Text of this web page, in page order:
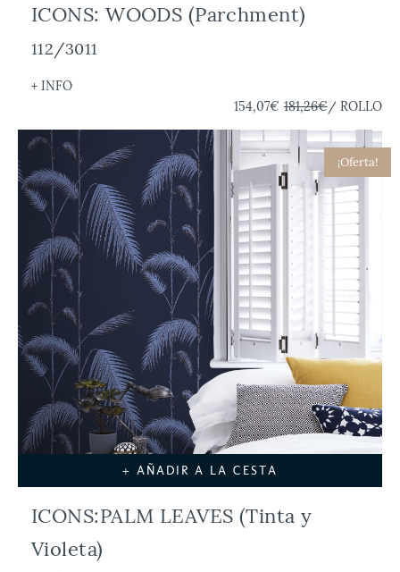
ICONS: WOODS (Parchment)
112/3011
+ INFO
154,07€ 181,26€/ ROLLO
¡Oferta!
+ AÑADIR A LA CESTA
ICONS:PALM LEAVES (Tinta y
Violeta)